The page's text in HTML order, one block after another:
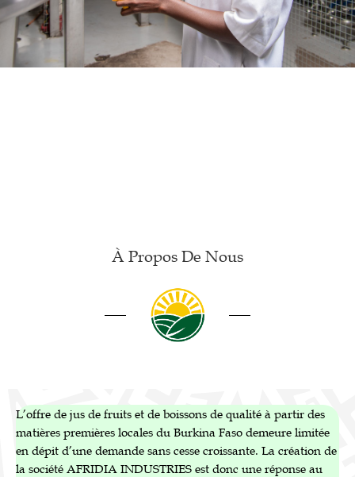
À Propos De Nous
L’offre de jus de fruits et de boissons de qualité à partir des
matières premières locales du Burkina Faso demeure limitée
en dépit d’une demande sans cesse croissante. La création de
la société AFRIDIA INDUSTRIES est donc une réponse au